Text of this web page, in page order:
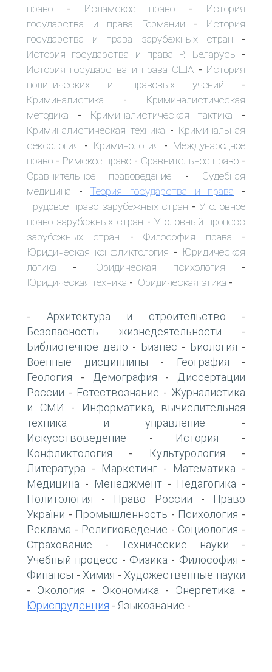
право - Исламское право - История
государства и права Германии - История
государства и права зарубежных стран -
История государства и права Р. Беларусь -
История государства и права США - История
политических и правовых учений -
Криминалистика - Криминалистическая
методика - Криминалистическая тактика -
Криминалистическая техника - Криминальная
сексология - Криминология - Международное
право - Римское право - Сравнительное право -
Сравнительное правоведение - Судебная
медицина - Теория государства и права -
Трудовое право зарубежных стран -Уголовное
право зарубежных стран - Уголовный процесс
зарубежных стран -Философия права -
Юридическая конфликтология - Юридическая
логика - Юридическая психология -
Юридическая техника - Юридическая этика -
- Архитектура и строительство -
Безопасность жизнедеятельности -
Библиотечное дело - Бизнес - Биология -
Военные дисциплины - География -
Геология - Демография -
Диссертации
России - Естествознание - Журналистика
и СМИ -
Информатика, вычислительная
техника и управление -
Искусствоведение - История -
Конфликтология - Культурология -
Литература - Маркетинг - Математика -
Медицина - Менеджмент - Педагогика -
Политология - Право России -
Право
України - Промышленность - Психология -
Реклама - Религиоведение - Социология -
Страхование - Технические науки -
Учебный процесс - Физика - Философия -
Финансы - Химия - Художественные науки
- Экология - Экономика - Энергетика -
Юриспруденция - Языкознание -